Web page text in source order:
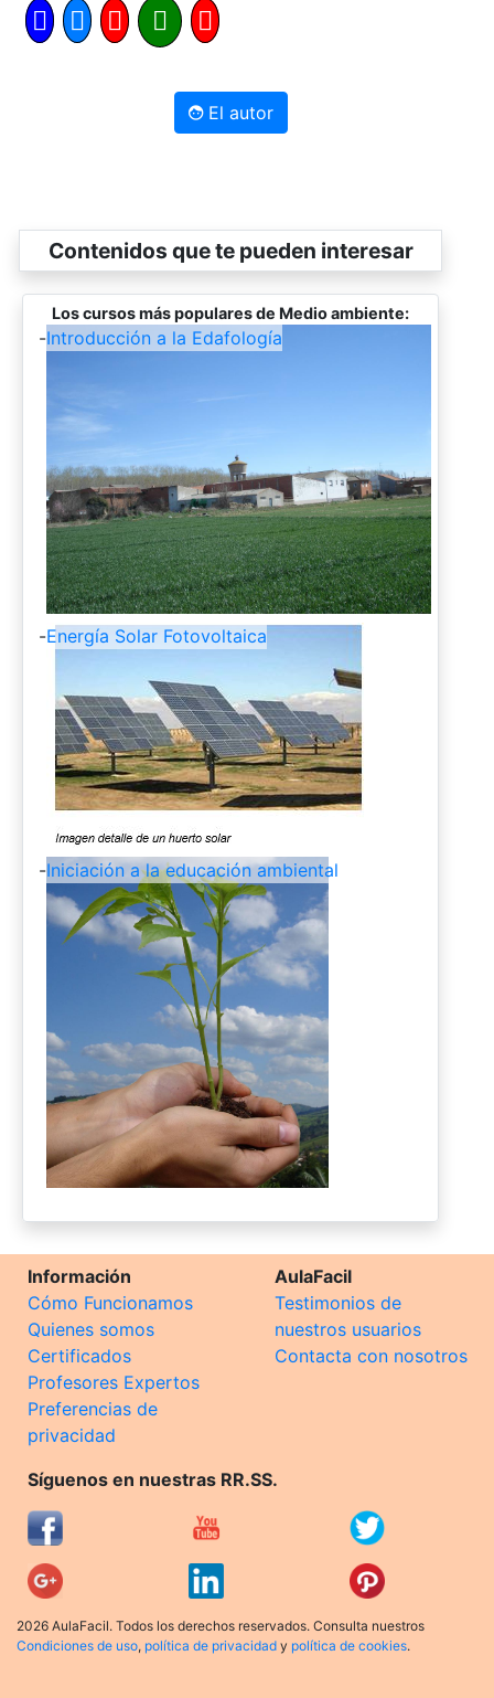
El autor
Contenidos que te pueden interesar
Los cursos más populares de Medio ambiente:
-Introducción a la Edafología
-Energía Solar Fotovoltaica
-Iniciación a la educación ambiental
Información
Cómo Funcionamos
Quienes somos
Certificados
Profesores Expertos
Preferencias de
privacidad
AulaFacil
Testimonios de
nuestros usuarios
Contacta con nosotros
Síguenos en nuestras RR.SS.
2026 AulaFacil. Todos los derechos reservados. Consulta nuestros
Condiciones de uso, política de privacidad y política de cookies.